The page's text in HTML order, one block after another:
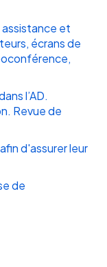
assistance et
écrans de
l’AD.
Revue de
d'assurer leur
de